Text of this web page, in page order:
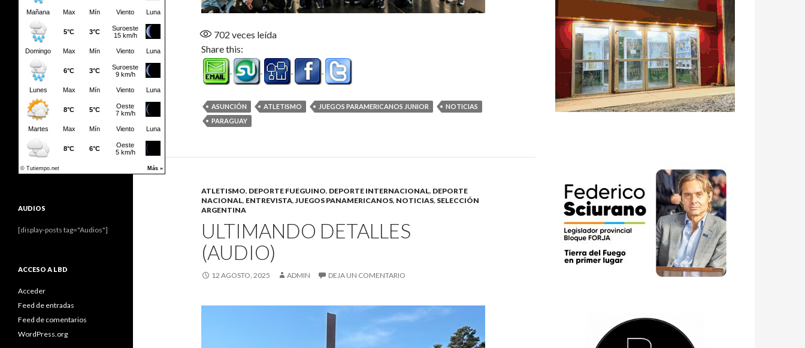
702 veces leída
Share this:
ASUNCIÓN ATLETISMO JUEGOS PARAMERICANOS JUNIOR
NOTICIAS
PARAGUAY
ATLETISMO, DEPORTE FUEGUINO, DEPORTE INTERNACIONAL, DEPORTE
NACIONAL, ENTREVISTA, JUEGOS PANAMERICANOS, NOTICIAS, SELECCIÓN
ARGENTINA
ULTIMANDO DETALLES
(AUDIO)
12 AGOSTO, 2025 ADMIN DEJA UN COMENTARIO
AUDIOS
[display-posts tag="Audios"]
ACCESO A LBD
Acceder
Feed de entradas
Feed de comentarios
WordPress.org